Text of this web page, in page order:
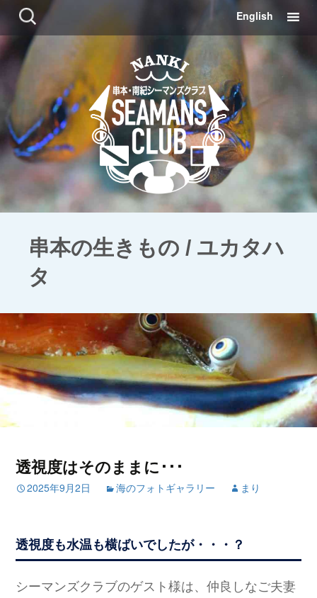
検
索:
コ
ン
ツ
に
English
串本の生きもの / ユカタハ
タ
透視度はそのままに･･･
2025年9月2日 海のフォトギャラリー まり
透視度も水温も横ばいでしたが・・・？
シーマンズクラブのゲスト様は、仲良しなご夫妻